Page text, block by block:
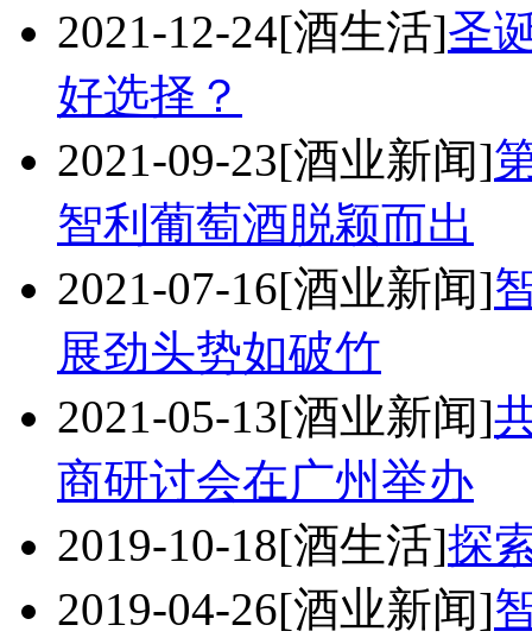
2021-12-24[酒生活]圣
好选择？
2021-09-23[酒业新闻]
智利葡萄酒脱颖而出
2021-07-16[酒业新闻]
展劲头势如破竹
2021-05-13[酒业新闻]
商研讨会在广州举办
2019-10-18[酒生活]探
2019-04-26[酒业新闻]